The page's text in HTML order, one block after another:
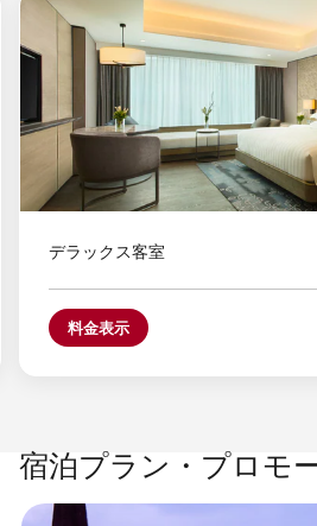
ンの拡大
デラックス客室
料金表示
宿泊プラン・プロモ